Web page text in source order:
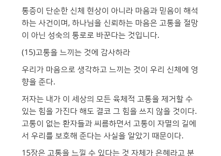
통증이 단순한 신체 현상이 아니라 마음과 믿음이 해석
하는 사건이며, 하나님을 신뢰하는 마음은 고통을 절망
이 아닌 성숙의 통로로 바꾼다는 것입니다.
(15)고통을 느끼는 것에 감사하라
우리가 마음으로 생각하고 느끼는 것이 우리 신체에 영
향을 준다.
저자는 내가 이 세상의 모든 육체적 고통을 제거할 수
있는 힘을 가진다 해도 결코 그 힘을 쓰지 않을 것이다.
고통이 없는 환자들과 씨름하면서 고통이 자멸의 길에
서 우리를 보호해 준다는 사실을 알았기 때문이다.
15장은 고통을 느낄 수 있다는 것 자체가 은혜라고 분